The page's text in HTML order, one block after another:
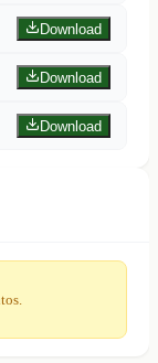
Download
Download
Download